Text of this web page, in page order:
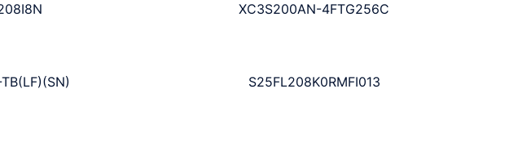
XC3S200AN-4FTG256C
S25FL208K0RMFI013